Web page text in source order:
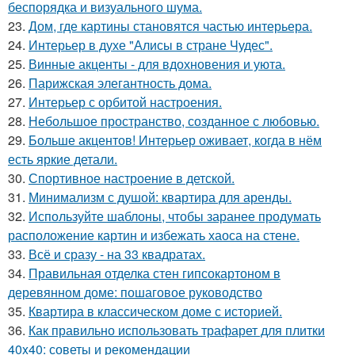
беспорядка и визуального шума.
23. Дом, где картины становятся частью интерьера.
24. Интерьер в духе "Алисы в стране Чудес".
25. Винные акценты - для вдохновения и уюта.
26. Парижская элегантность дома.
27. Интерьер с орбитой настроения.
28. Небольшое пространство, созданное с любовью.
29. Больше акцентов! Интерьер оживает, когда в нём
есть яркие детали.
30. Спортивное настроение в детской.
31. Минимализм с душой: квартира для аренды.
32. Используйте шаблоны, чтобы заранее продумать
расположение картин и избежать хаоса на стене.
33. Всё и сразу - на 33 квадратах.
34. Правильная отделка стен гипсокартоном в
деревянном доме: пошаговое руководство
35. Квартира в классическом доме с историей.
36. Как правильно использовать трафарет для плитки
40x40: советы и рекомендации